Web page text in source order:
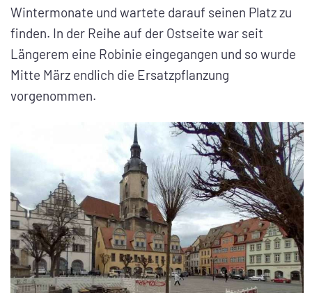
Wintermonate und wartete darauf seinen Platz zu
finden. In der Reihe auf der Ostseite war seit
Längerem eine Robinie eingegangen und so wurde
Mitte März endlich die Ersatzpflanzung
vorgenommen.